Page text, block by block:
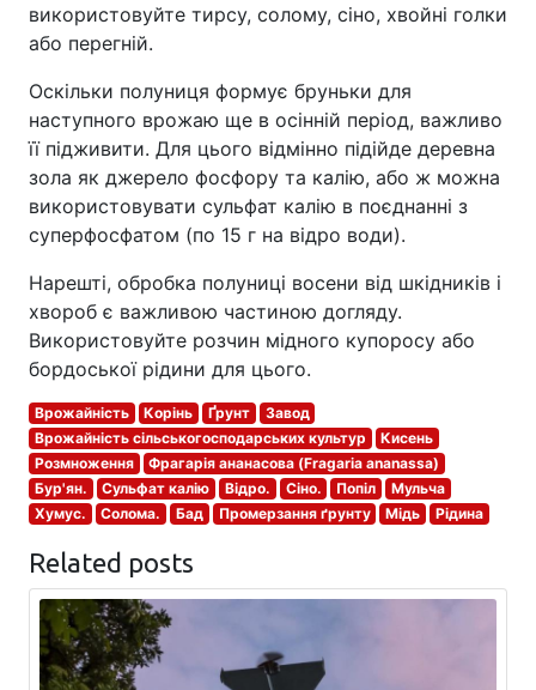
використовуйте тирсу, солому, сіно, хвойні голки
або перегній.
Оскільки полуниця формує бруньки для
наступного врожаю ще в осінній період, важливо
її підживити. Для цього відмінно підійде деревна
зола як джерело фосфору та калію, або ж можна
використовувати сульфат калію в поєднанні з
суперфосфатом (по 15 г на відро води).
Нарешті, обробка полуниці восени від шкідників і
хвороб є важливою частиною догляду.
Використовуйте розчин мідного купоросу або
бордоської рідини для цього.
Врожайність Корінь Ґрунт
Завод
Врожайність сільськогосподарських культур
Кисень
Розмноження
Фрагарія ананасова (Fragaria ananassa)
Бур'ян.
Сульфат калію Відро. Сіно. Попіл
Мульча
Хумус.
Солома. Бад Промерзання ґрунту Мідь Рідина
Related posts